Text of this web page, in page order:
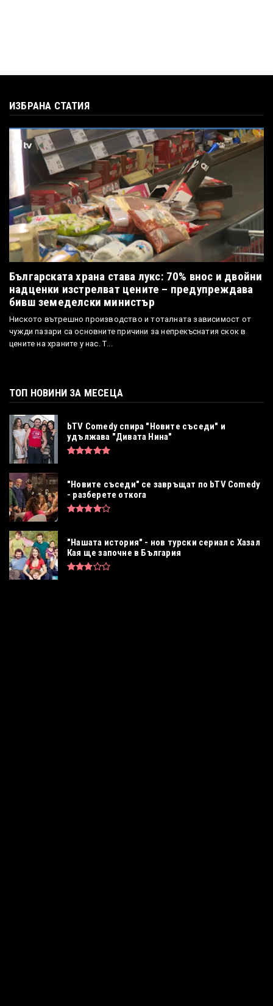
ИЗБРАНА СТАТИЯ
Българската храна става лукс: 70% внос и двойни
надценки изстрелват цените – предупреждава
бивш земеделски министър
Ниското вътрешно производство и тоталната зависимост от
чужди пазари са основните причини за непрекъснатия скок в
цените на храните у нас. Т...
ТОП НОВИНИ ЗА МЕСЕЦА
bTV Comedy спира "Новите съседи" и
удължава "Дивата Нина"
"Новите съседи" се завръщат по bTV Comedy
- разберете откога
"Нашата история" - нов турски сериал с Хазал
Кая ще започне в България